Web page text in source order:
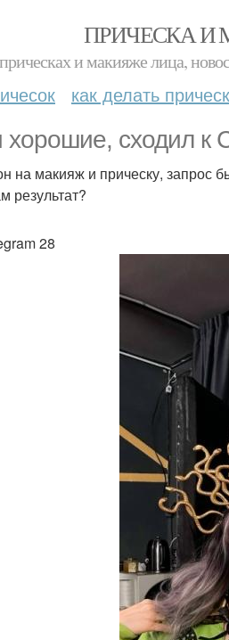
ПРИЧЕСКА И
и макияже лица,
как делать
сходил к
на макияж и прическу, запрос
результат?
28